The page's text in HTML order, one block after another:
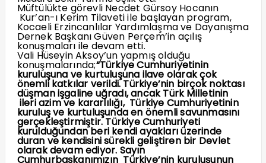
Müftülükte görevli Necdet Gürsoy Hocanın
Kur’an-ı Kerim Tilaveti ile başlayan program,
Kocaeli Erzincanlılar Yardımlaşma ve Dayanışma
Dernek Başkanı Güven Perçem’in açılış
konuşmaları ile devam etti.
Vali Hüseyin Aksoy’un yapmış olduğu
konuşmalarında;“Türkiye Cumhuriyetinin
kuruluşuna ve kurtuluşuna ilave olarak çok
önemli katkılar verildi. Türkiye’nin birçok noktası
düşman işgaline uğradı, ancak Türk Milletinin
ileri azim ve kararlılığı, Türkiye Cumhuriyetinin
kuruluş ve kurtuluşunda en önemli savunmasını
gerçekleştirmiştir. Türkiye Cumhuriyeti
kurulduğundan beri kendi ayakları üzerinde
duran ve kendisini sürekli geliştiren bir Devlet
olarak devam ediyor. Sayın
Cumhurbaşkanımızın Türkiye’nin kuruluşunun